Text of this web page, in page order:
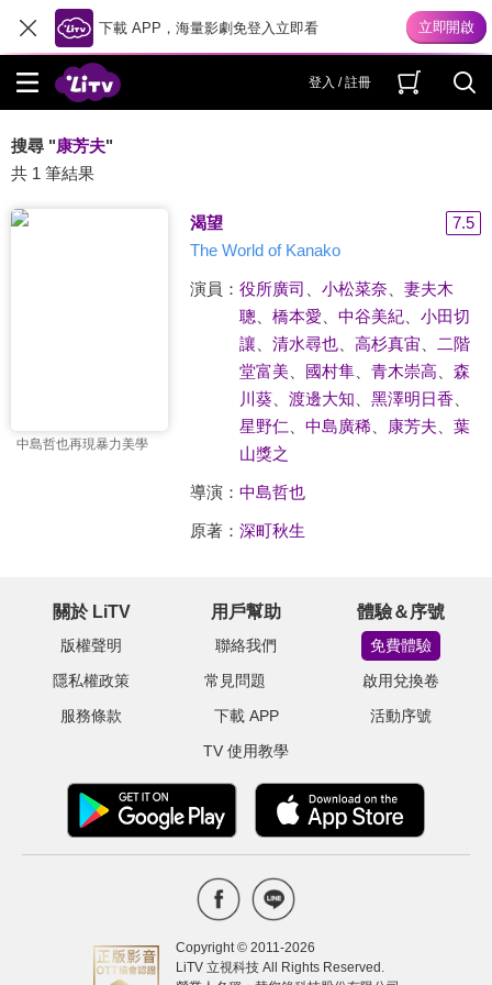
下載 APP，海量影劇免登入立即看
登入 / 註冊
搜尋 "康芳夫"
共 1 筆結果
中島哲也再現暴力美學
渴望
7.5
The World of Kanako
演員： 役所廣司 小松菜奈
妻夫木
聰
橋本愛 中谷美紀、 小田切
讓
清水尋也、 高杉真宙、
二階
堂富美、 國村隼、 青木崇高
森
川葵、 渡邊大知 黑澤明日香
星野仁
中島廣稀、 康芳夫
葉
山獎之
導演： 中島哲也
原著： 深町秋生
關於 LiTV
版權聲明
隱私權政策
服務條款
用戶幫助
聯絡我們
常見問題
下載 APP
TV 使用教學
體驗＆序號
免費體驗
啟用兌換卷
活動序號
Copyright © 2011-2026
LiTV 立視科技 All Rights Reserved.